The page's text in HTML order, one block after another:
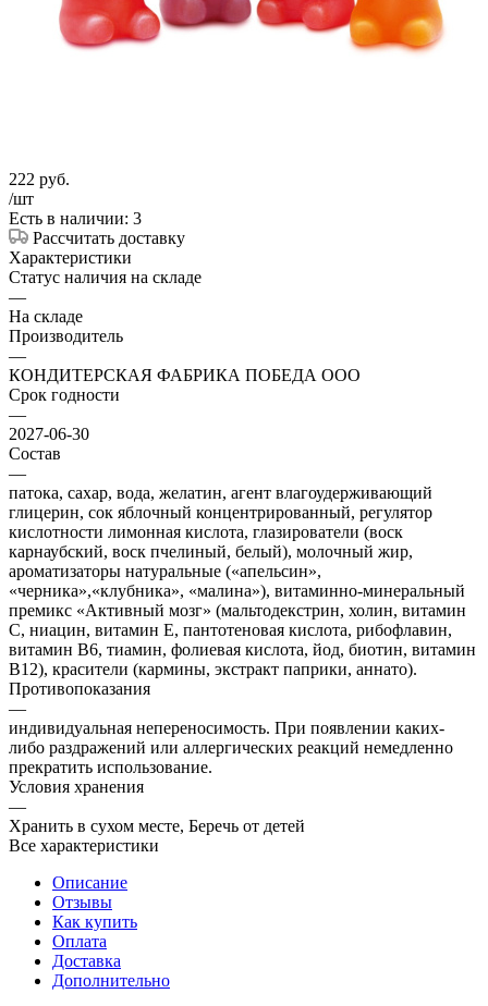
222 руб.
/шт
Есть в наличии: 3
Рассчитать доставку
Характеристики
Статус наличия на складе
—
На складе
Производитель
—
КОНДИТЕРСКАЯ ФАБРИКА ПОБЕДА ООО
Срок годности
—
2027-06-30
Состав
—
патока, сахар, вода, желатин, агент влагоудерживающий
глицерин, сок яблочный концентрированный, регулятор
кислотности лимонная кислота, глазирователи (воск
карнаубский, воск пчелиный, белый), молочный жир,
ароматизаторы натуральные («апельсин»,
«черника»,«клубника», «малина»), витаминно-минеральный
премикс «Активный мозг» (мальтодекстрин, холин, витамин
С, ниацин, витамин Е, пантотеновая кислота, рибофлавин,
витамин В6, тиамин, фолиевая кислота, йод, биотин, витамин
В12), красители (кармины, экстракт паприки, аннато).
Противопоказания
—
индивидуальная непереносимость. При появлении каких-
либо раздражений или аллергических реакций немедленно
прекратить использование.
Условия хранения
—
Хранить в сухом месте, Беречь от детей
Все характеристики
Описание
Отзывы
Как купить
Оплата
Доставка
Дополнительно